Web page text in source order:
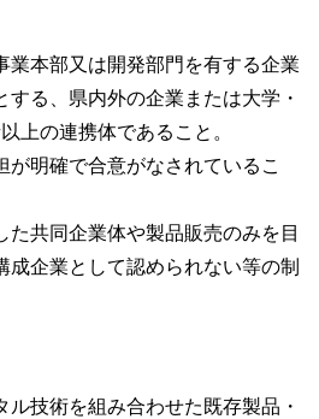
業本部又は開発部門を有する企業
する、県内外の企業または大学・
上の連携体であること。
が明確で合意がなされているこ
た共同企業体や製品販売のみを目
成企業として認められない等の制
ル技術を組み合わせた既存製品・